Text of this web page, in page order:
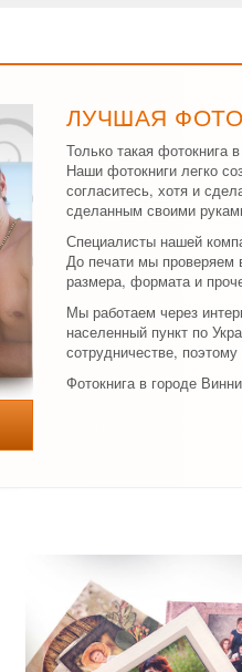
ЛУЧШАЯ
Только такая фотокнига
Наши фотокниги легко
согласитесь, хотя и
сделанным своими
Специалисты нашей
До печати мы проверяем
размера, формата и
Мы работаем через
населенный пункт по
сотрудничестве,
Фотокнига в городе